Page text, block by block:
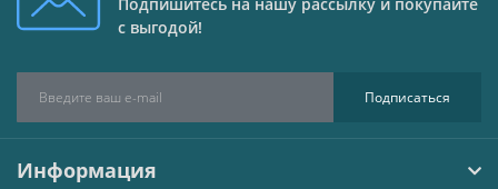
с выгодой!
Подписаться
Информация